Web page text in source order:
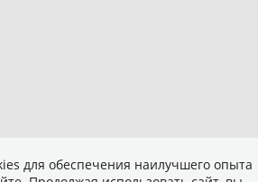
для обеспечения наилучшего опыта